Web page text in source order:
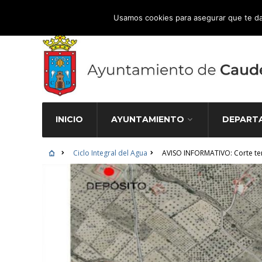
Atención Ciudadana 965 827 000
INICIO AYUNTAMIENTO
Ciclo Integral del Agua AVISO INFORMATIVO:
Usamos cookies para asegurar que te